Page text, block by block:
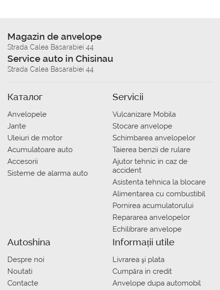
Magazin de anvelope
Strada Calea Basarabiei 44
Service auto in Chisinau
Strada Calea Basarabiei 44
Каталог
Anvelopele
Jante
Uleiuri de motor
Acumulatoare auto
Accesorii
Sisteme de alarma auto
Servicii
Vulcanizare Mobila
Stocare anvelope
Schimbarea anvelopelor
Taierea benzii de rulare
Ajutor tehnic in caz de
accident
Asistenta tehnica la blocare
Alimentarea cu combustibil
Pornirea acumulatorului
Repararea anvelopelor
Echilibrare anvelope
Autoshina
Despre noi
Noutati
Contacte
Informații utile
Livrarea şi plata
Сumpăra in credit
Anvelope dupa automobil